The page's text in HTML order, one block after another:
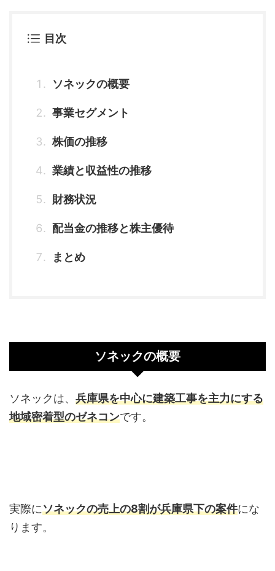
目次
ソネックの概要
事業セグメント
株価の推移
業績と収益性の推移
財務状況
配当金の推移と株主優待
まとめ
ソネックの概要
ソネックは、 兵庫県を中心に建築工事を主力にする
地域密着型のゼネコンです。
実際にソネックの売上の8割が兵庫県下の案件にな
ります。